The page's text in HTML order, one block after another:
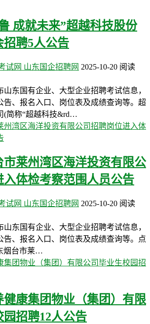
成就未来”超越科技股份
招聘5人公告
试网 山东国企招聘网 2025-10-20 阅读
东国有企业、大型企业招聘考试信息，
告、报名入口、岗位表及成绩查询等。超
(简称“超越科技&rd…
市莱州湾区海洋投资有限公
入体检考察范围人员公告
试网 山东国企招聘网 2025-10-20 阅读
东国有企业、大型企业招聘考试信息，
告、报名入口、岗位表及成绩查询等。点
烟台市莱…
健康集团物业（集团）有限
招聘12人公告